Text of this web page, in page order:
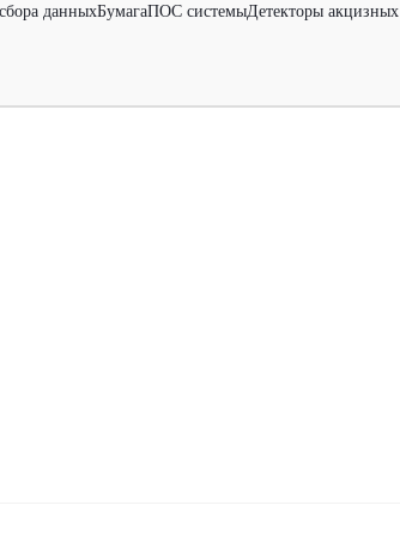
данныхБумагаПОС системыДетекторы акцизных